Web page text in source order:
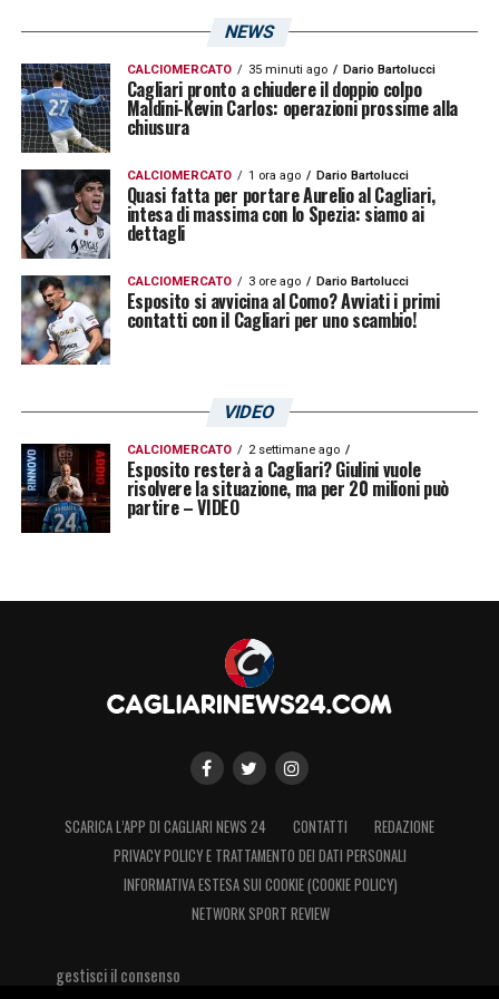
NEWS
CALCIOMERCATO 35 minuti ago Dario Bartolucci
Cagliari pronto a chiudere il doppio colpo
Maldini-Kevin Carlos: operazioni prossime alla
chiusura
CALCIOMERCATO 1 ora ago Dario Bartolucci
Quasi fatta per portare Aurelio al Cagliari,
intesa di massima con lo Spezia: siamo ai
dettagli
CALCIOMERCATO 3 ore ago Dario Bartolucci
Esposito si avvicina al Como? Avviati i primi
contatti con il Cagliari per uno scambio!
VIDEO
CALCIOMERCATO 2 settimane ago
Esposito resterà a Cagliari? Giulini vuole
risolvere la situazione, ma per 20 milioni può
partire – VIDEO
SCARICA L’APP DI CAGLIARI NEWS 24 CONTATTI
REDAZIONE
PRIVACY POLICY E TRATTAMENTO DEI DATI PERSONALI
INFORMATIVA ESTESA SUI COOKIE (COOKIE POLICY)
NETWORK SPORT REVIEW
gestisci il consenso